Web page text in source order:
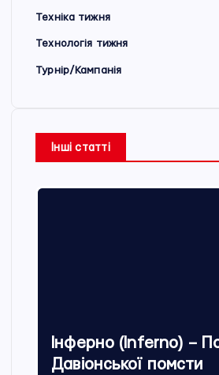
Техніка тижня
Технологія тижня
Турнір/Кампанія
Інші статті
Інферно (Inferno) –
Давіонської помсти